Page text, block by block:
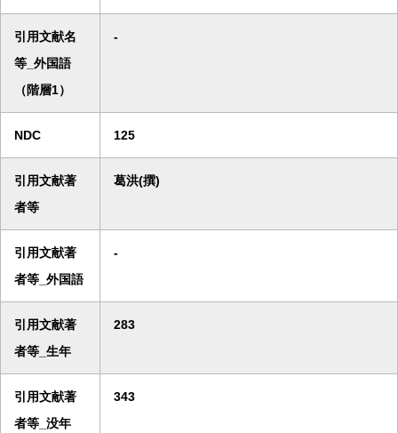
引用文献名
等_外国語
（階層1）
-
NDC 125
引用文献著
者等
葛洪(撰)
引用文献著
者等_外国語
-
引用文献著
者等_生年
283
引用文献著
者等_没年
343